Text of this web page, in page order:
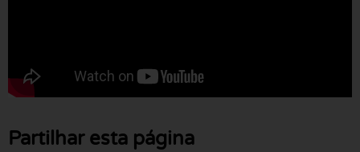
Partilhar esta página